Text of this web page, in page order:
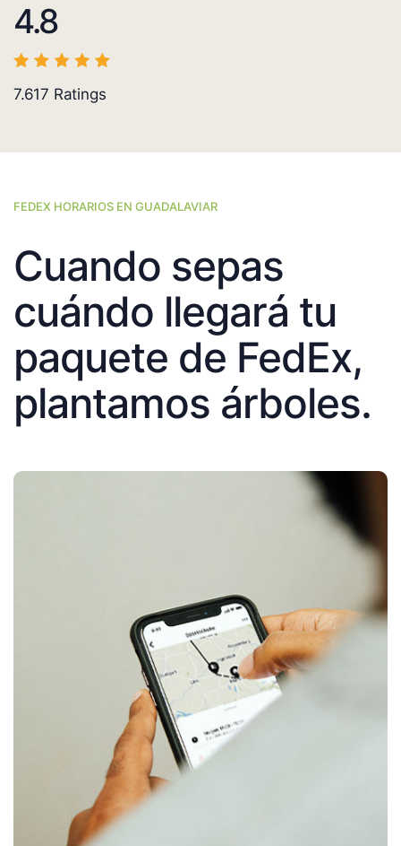
4.8
7.617 Ratings
FEDEX HORARIOS EN GUADALAVIAR
Cuando sepas
cuándo llegará tu
paquete de FedEx,
plantamos árboles.